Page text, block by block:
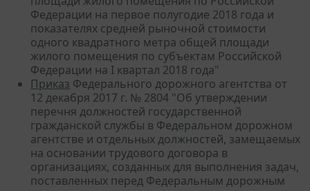
Федерации на первое полугодие 2018 года и
показателях средней рыночной стоимости
одного квадратного метра общей площади
жилого помещения по субъектам Российской
Федерации на I квартал 2018 года"
Приказ Федерального дорожного агентства от
12 декабря 2017 г. № 2804 "Об утверждении
перечня должностей государственной
гражданской службы в Федеральном дорожном
агентстве и отдельных должностей, замещаемых
на основании трудового договора в
организациях, созданных для выполнения задач,
поставленных перед Федеральным дорожным